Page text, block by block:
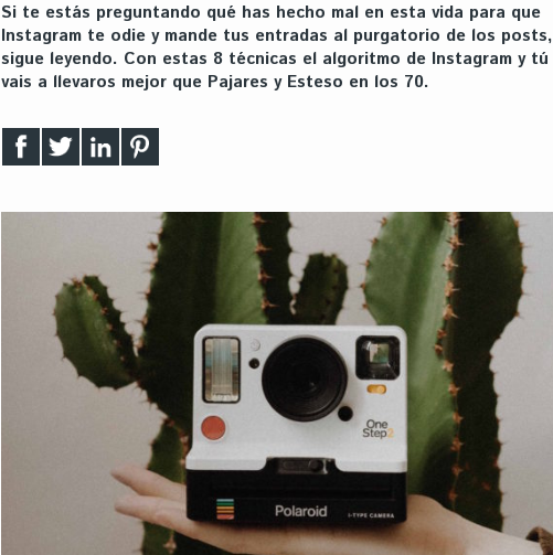
Si te estás preguntando qué has hecho mal en esta vida para que
Instagram te odie y mande tus entradas al purgatorio de los posts,
sigue leyendo. Con estas 8 técnicas el algoritmo de Instagram y tú
vais a llevaros mejor que Pajares y Esteso en los 70.